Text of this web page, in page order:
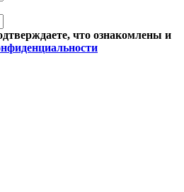
что ознакомлены и